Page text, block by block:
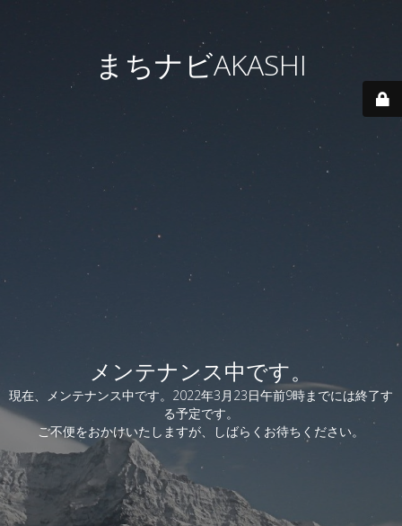
まちナビAKASHI
メンテナンス中です。
現在、メンテナンス中です。2022年3月23日午前9時までには終了す
る予定です。
ご不便をおかけいたしますが、しばらくお待ちください。